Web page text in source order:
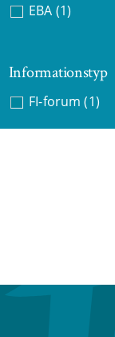
EBA (1)
Informationstyp
FI-forum (1)